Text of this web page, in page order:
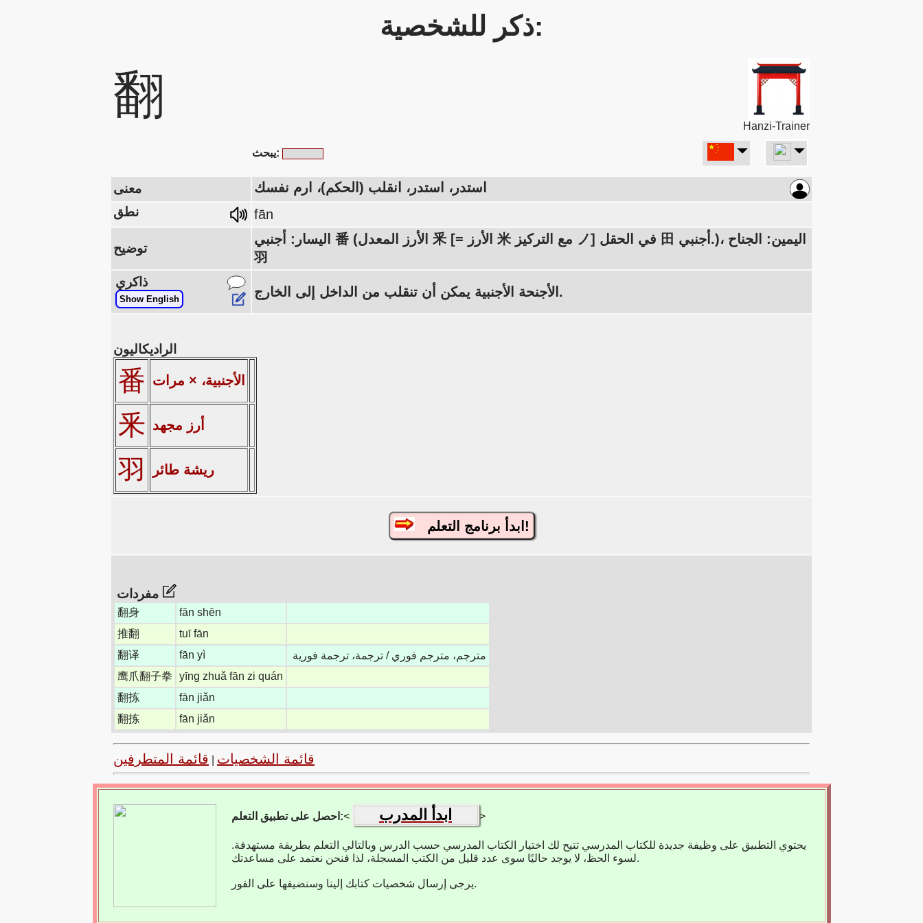
ذكر للشخصية:
翻
Hanzi-Trainer
يبحث:
معنى استدر، استدر، انقلب (الحكم)، ارم نفسك
نطق fān
توضيح
اليسار: أجنبي 番 (الأرز المعدل 釆 [= الأرز 米 مع التركيز ノ] في الحقل 田 أجنبي.)، اليمين: الجناح
羽
ذاكري
Show English الأجنحة الأجنبية يمكن أن تنقلب من الداخل إلى الخارج.
الراديكاليون
番 الأجنبية، × مرات
釆 أرز مجهد
羽 ريشة طائر
ابدأ برنامج التعلم!
翻身
fān shēn
推翻
tuī fān
翻译
fān yì
مترجم، مترجم فوري / ترجمة، ترجمة فورية
鹰爪翻子拳
yīng zhuǎ fān zi quán
翻拣
fān jiǎn
翻拣
fān jiǎn
قائمة الشخصيات قائمة المتطرفين
احصل على تطبيق التعلم:< ابدأ المدرب >
يحتوي التطبيق على وظيفة جديدة للكتاب المدرسي تتيح لك اختيار الكتاب المدرسي حسب الدرس وبالتالي التعلم بطريقة مستهدفة.
لسوء الحظ، لا يوجد حاليًا سوى عدد قليل من الكتب المسجلة، لذا فنحن نعتمد على مساعدتك.
يرجى إرسال شخصيات كتابك إلينا وسنضيفها على الفور.